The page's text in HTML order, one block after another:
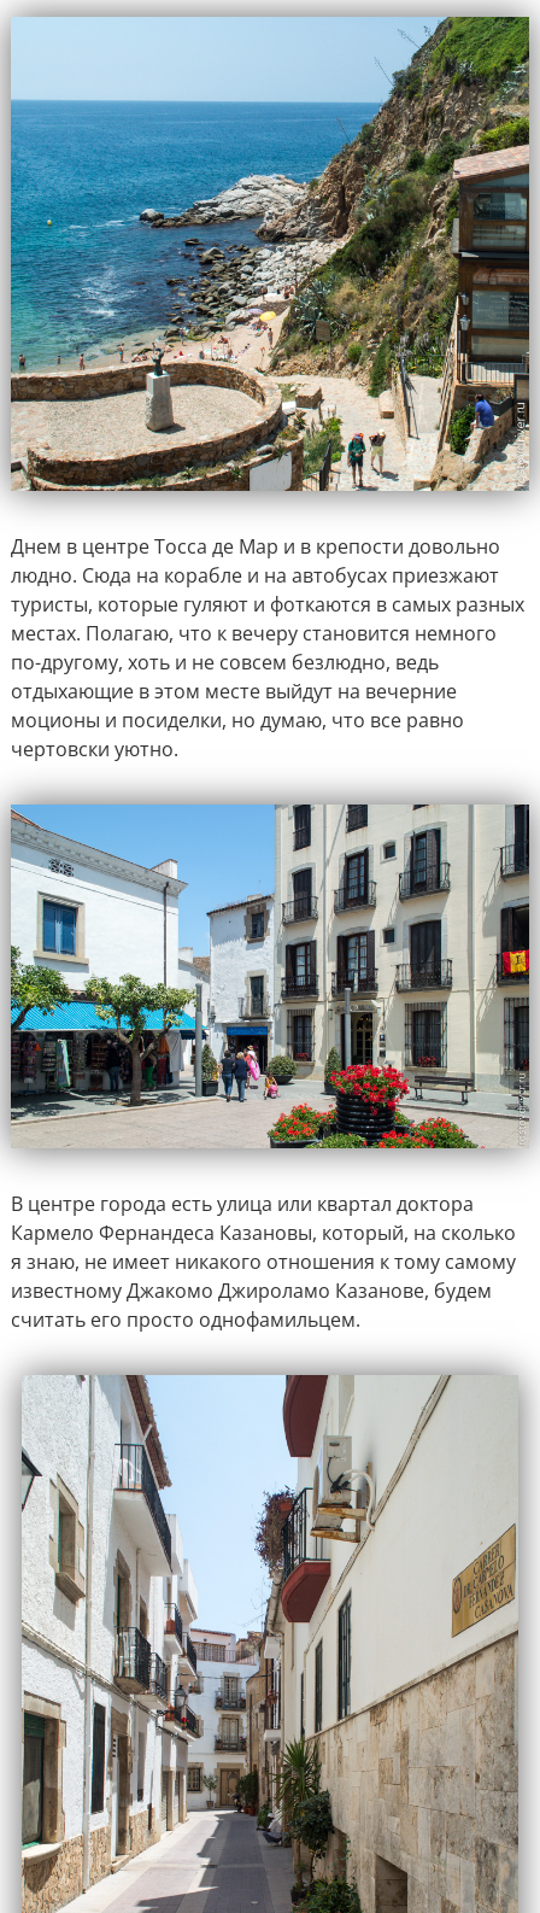
Днем в центре Тосса де Мар и в крепости довольно
людно. Сюда на корабле и на автобусах приезжают
туристы, которые гуляют и фоткаются в самых разных
местах. Полагаю, что к вечеру становится немного
по-другому, хоть и не совсем безлюдно, ведь
отдыхающие в этом месте выйдут на вечерние
моционы и посиделки, но думаю, что все равно
чертовски уютно.
В центре города есть улица или квартал доктора
Кармело Фернандеса Казановы, который, на сколько
я знаю, не имеет никакого отношения к тому самому
известному Джакомо Джироламо Казанове, будем
считать его просто однофамильцем.